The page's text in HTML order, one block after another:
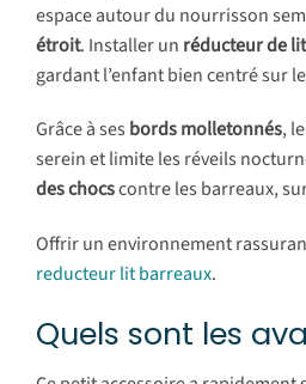
espace autour du nourrisson
étroit. Installer un réducteur de
gardant l’enfant bien centré sur le
Grâce à ses bords molletonnés, le
serein et limite les réveils
des chocscontre les barreaux,
Offrir un environnement
reducteur lit barreaux.
Quels sont les